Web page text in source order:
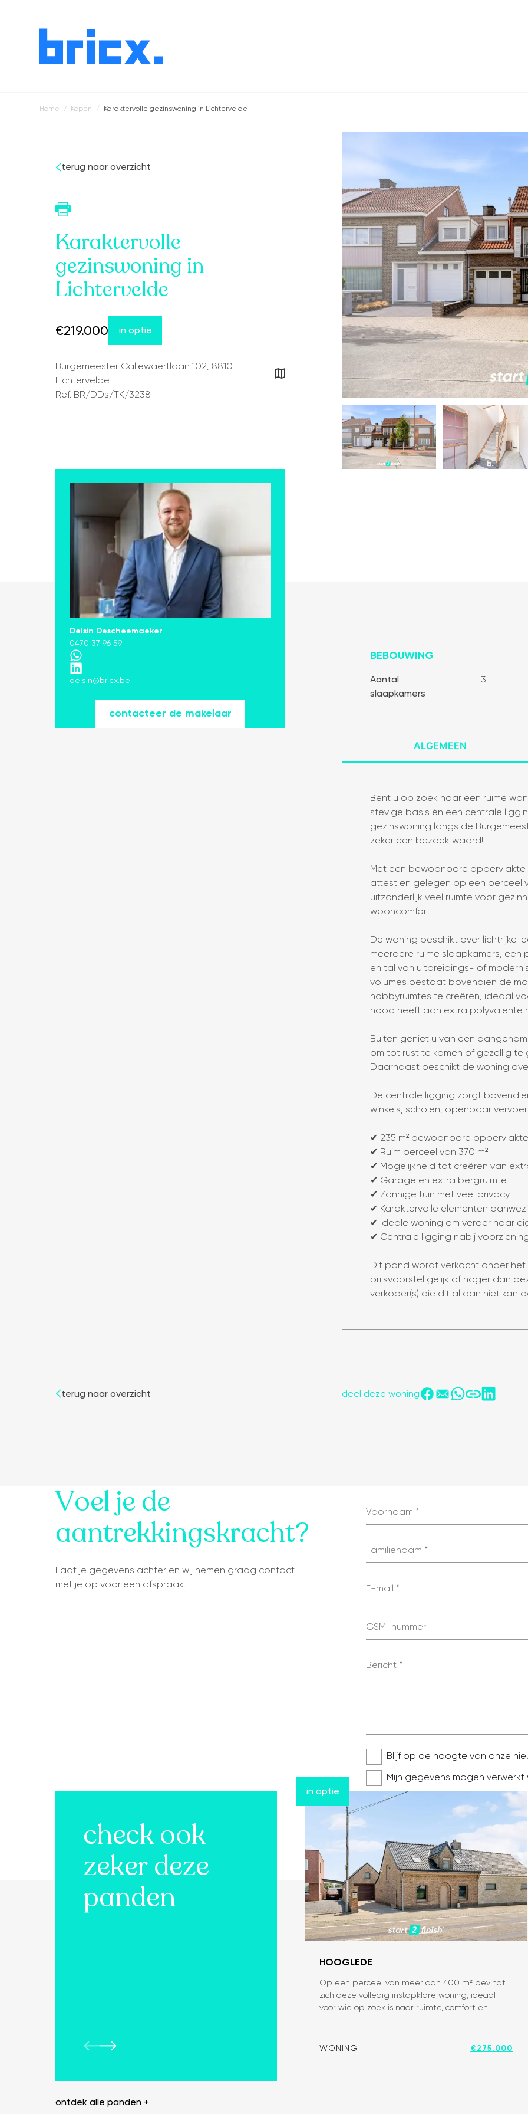
Home Kopen Karaktervolle gezinswoning in Lichtervelde
terug naar overzicht
Karaktervolle
gezinswoning in
Lichtervelde
€219.000 in optie
Burgemeester Callewaertlaan 102, 8810
Lichtervelde
Ref. BR/DDs/TK/3238
Delsin Descheemaeker
0470 37 96 59
delsin@bricx.be
contacteer de makelaar
BEBOUWING
Aantal
slaapkamers
3
Algemeen
Bent u op zoek naar een ruime
stevige basis én een centrale
gezinswoning langs de
zeker een bezoek waard!
Met een bewoonbare oppervlakte
attest en gelegen op een perceel
uitzonderlijk veel ruimte voor
wooncomfort.
De woning beschikt over lichtrijke
meerdere ruime slaapkamers,
en tal van uitbreidings- of
volumes bestaat bovendien de
hobbyruimtes te creëren, ideaal
nood heeft aan extra polyvalente
Buiten geniet u van een
om tot rust te komen of gezellig te
Daarnaast beschikt de woning
De centrale ligging zorgt
winkels, scholen, openbaar
✔ 235 m² bewoonbare
✔ Ruim perceel van 370 m²
✔ Mogelijkheid tot creëren van
✔ Garage en extra bergruimte
✔ Zonnige tuin met veel privacy
✔ Karaktervolle elementen
✔ Ideale woning om verder naar
✔ Centrale ligging nabij
Dit pand wordt verkocht onder het
prijsvoorstel gelijk of hoger dan
verkoper(s) die dit al dan niet kan
terug naar overzicht deel deze woning
Voel je de
aantrekkingskracht?
Laat je gegevens achter en wij nemen graag contact
met je op voor een afspraak.
Voornaam
Familienaam
E-mail
GSM-nummer
Bericht
Blijf op de hoogte van onze
Mijn gegevens mogen
check ook
zeker deze
panden
in optie
Volledig
instapklare
ruime
HOOGLEDE
Op een perceel van meer dan 400 m² bevindt
zich deze volledig instapklare woning, ideaal
voor wie op zoek is naar ruimte, comfort en…
WONING €275.000
ontdek alle panden +